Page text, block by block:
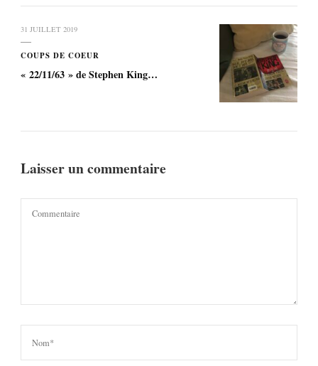
31 JUILLET 2019
COUPS DE COEUR
« 22/11/63 » de Stephen King…
Laisser un commentaire